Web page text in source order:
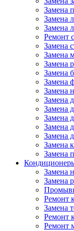
Замена
Замена
Замена
Ремонт
Замена
Замена
Замена
Замена
Замена
Замена
Замена
Замена
Замена
Замена
Замена
Замена
Замена
Замена
Замена
Ремонт
Замена
Ремонт
Ремонт